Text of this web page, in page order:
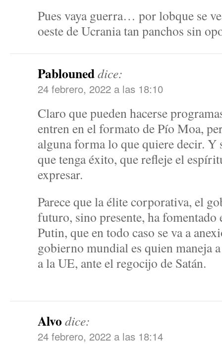
Pues vaya guerra… por lobque se
oeste de Ucrania tan panchos sin
Pablouneddice:
24 febrero, 2022 a las 18:10
Claro que pueden hacerse
entren en el formato de Pío Moa,
alguna forma lo que quiere decir. Y
que tenga éxito, que refleje el
expresar.
Parece que la élite corporativa, el
futuro, sino presente, ha fomentado
Putin, que en todo caso se va a
gobierno mundial es quien maneja
a la UE, ante el regocijo de Satán.
Alvodice:
24 febrero, 2022 a las 18:14